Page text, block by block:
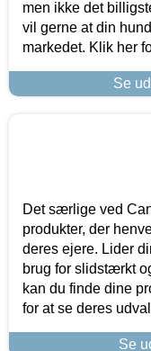
men ikke det
vil gerne at din
markedet. Klik her
Se
Det særlige ved
produkter, der
deres ejere. Lider
brug for slidstærkt
kan du finde dine
for at se deres
Se